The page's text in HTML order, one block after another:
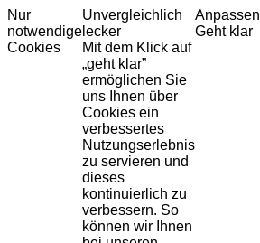
Nur
notwendige
Cookies
Unvergleichlich
lecker
Mit dem Klick auf
„geht klar”
ermöglichen Sie
uns Ihnen über
Cookies ein
verbessertes
Nutzungserlebnis
zu servieren und
dieses
kontinuierlich zu
verbessern. So
können wir Ihnen
Anpassen
Geht klar